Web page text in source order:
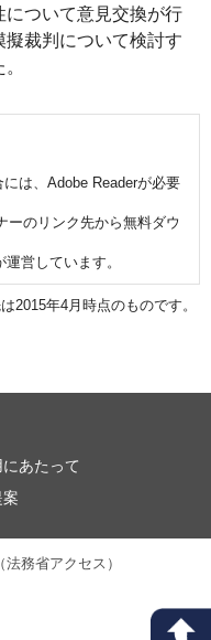
について意見交換が行
裁判について検討す
は、Adobe Readerが必要
ーのリンク先から無料ダウ
営しています。
2015年4月時点のものです。
にあたって
務省アクセス）